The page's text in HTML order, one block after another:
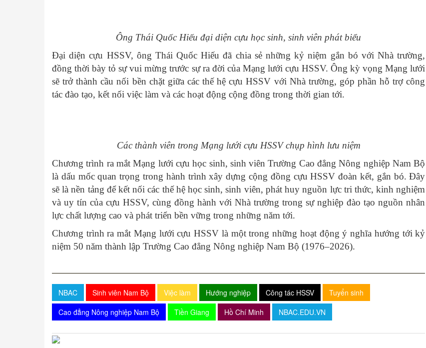
Ông Thái Quốc Hiếu đại diện cựu học sinh, sinh viên phát biểu
Đại diện cựu HSSV, ông Thái Quốc Hiếu đã chia sẻ những kỷ niệm gắn bó với Nhà trường,
đồng thời bày tỏ sự vui mừng trước sự ra đời của Mạng lưới cựu HSSV. Ông kỳ vọng Mạng lưới
sẽ trở thành cầu nối bền chặt giữa các thế hệ cựu HSSV với Nhà trường, góp phần hỗ trợ công
tác đào tạo, kết nối việc làm và các hoạt động cộng đồng trong thời gian tới.
Các thành viên trong Mạng lưới cựu HSSV chụp hình lưu niệm
Chương trình ra mắt Mạng lưới cựu học sinh, sinh viên Trường Cao đẳng Nông nghiệp Nam Bộ
là dấu mốc quan trọng trong hành trình xây dựng cộng đồng cựu HSSV đoàn kết, gắn bó. Đây
sẽ là nền tảng để kết nối các thế hệ học sinh, sinh viên, phát huy nguồn lực tri thức, kinh nghiệm
và uy tín của cựu HSSV, cùng đồng hành với Nhà trường trong sự nghiệp đào tạo nguồn nhân
lực chất lượng cao và phát triển bền vững trong những năm tới.
Chương trình ra mắt Mạng lưới cựu HSSV là một trong những hoạt động ý nghĩa hướng tới kỷ
niệm 50 năm thành lập Trường Cao đẳng Nông nghiệp Nam Bộ (1976–2026).
NBAC Sinh viên Nam Bộ Việc làm Hướng nghiệp Công tác HSSV
Tuyển sinh
Cao đẳng Nông nghiệp Nam Bộ
Tiền Giang Hồ Chí Minh NBAC.EDU.VN